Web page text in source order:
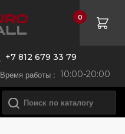
+7 812 679 33 79
Время работы : 10:00-20:00
0